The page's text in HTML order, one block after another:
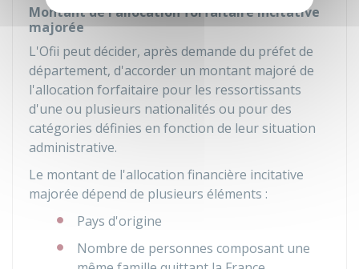
Montant de l'allocation forfaitaire incitative
majorée
L'Ofii peut décider, après demande du préfet de
département, d'accorder un montant majoré de
l'allocation forfaitaire pour les ressortissants
d'une ou plusieurs nationalités ou pour des
catégories définies en fonction de leur situation
administrative.
Le montant de l'allocation financière incitative
majorée dépend de plusieurs éléments :
Pays d'origine
Nombre de personnes composant une